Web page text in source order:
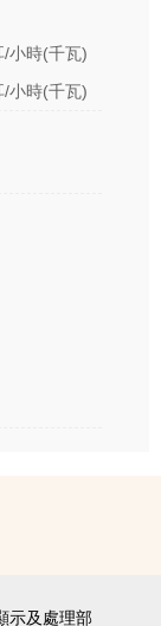
/小時(千瓦)
/小時(千瓦)
示及處理部